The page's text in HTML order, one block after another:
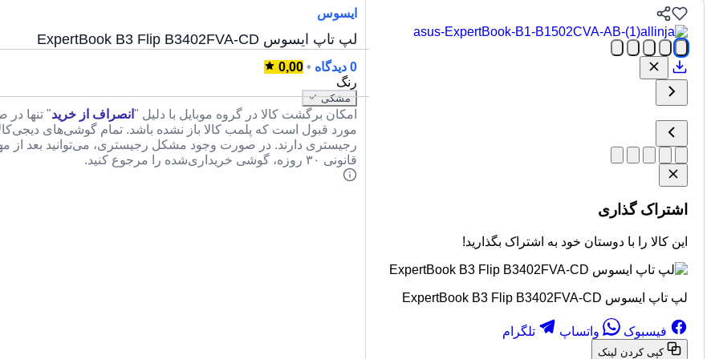
اشتراک گذاری
این کالا را با دوستان خود به اشتراک بگذارید!
لپ تاپ ایسوس ExpertBook B3 Flip B3402FVA-CD
فیسبوک واتساپ تلگرام
کپی کردن لینک
ایسوس
لپ تاپ ایسوس ExpertBook B3 Flip B3402FVA-CD
0 دیدگاه •
0,00
رنگ
مشکی
امکان برگشت کالا در گروه موبایل با دلیل "انصراف از خرید" تنها در
مورد قبول است که پلمب کالا باز نشده باشد. تمام گوشی‌های
رجیستری دارند. در صورت وجود مشکل رجیستری، می‌توانید بعد از
قانونی ۳۰ روزه، گوشی خریداری‌شده را مرجوع کنید.